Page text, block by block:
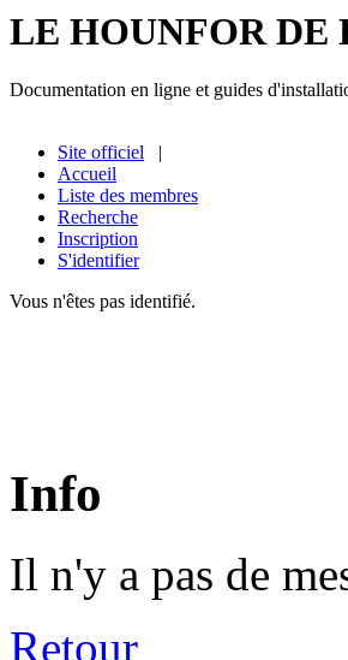
LE HOUNFOR DE
Documentation en ligne et guides
Site officiel |
Accueil
Liste des membres
Recherche
Inscription
S'identifier
Vous n'êtes pas identifié.
Info
Il n'y a pas de
Retour